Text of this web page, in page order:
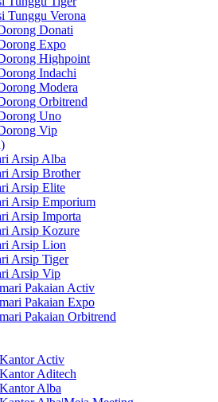
Tunggu Verona
Donati
Expo
Highpoint
Indachi
Modera
Orbitrend
Uno
Vip
Arsip Alba
Arsip Brother
Arsip Elite
Arsip Emporium
Arsip Importa
Arsip Kozure
Arsip Lion
Arsip Tiger
Arsip Vip
Pakaian Activ
Pakaian Expo
Pakaian Orbitrend
Activ
Aditech
Alba